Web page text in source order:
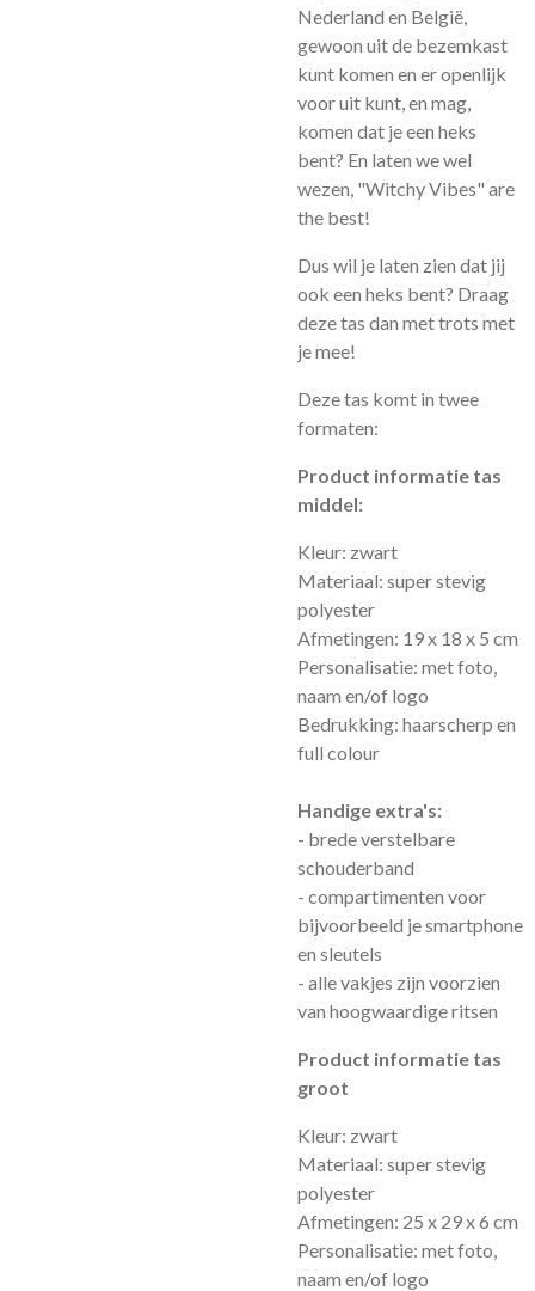
Nederland en België,
gewoon uit de bezemkast
kunt komen en er openlijk
voor uit kunt, en mag,
komen dat je een heks
bent? En laten we wel
wezen, "Witchy Vibes" are
the best!
Dus wil je laten zien dat jij
ook een heks bent? Draag
deze tas dan met trots met
je mee!
Deze tas komt in twee
formaten:
Product informatie tas
middel:
Kleur: zwart
Materiaal: super stevig
polyester
Afmetingen: 19 x 18 x 5 cm
Personalisatie: met foto,
naam en/of logo
Bedrukking: haarscherp en
full colour
Handige extra's:
- brede verstelbare
schouderband
- compartimenten voor
bijvoorbeeld je smartphone
en sleutels
- alle vakjes zijn voorzien
van hoogwaardige ritsen
Product informatie tas
groot
Kleur: zwart
Materiaal: super stevig
polyester
Afmetingen: 25 x 29 x 6 cm
Personalisatie: met foto,
naam en/of logo